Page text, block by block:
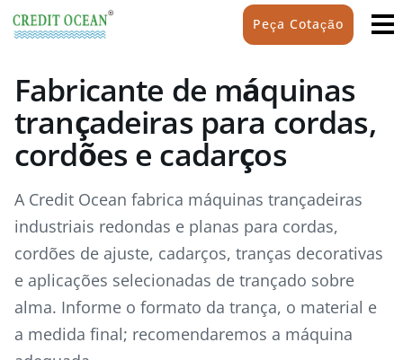
Peça Cotação
Fabricante de máquinas
trançadeiras para cordas,
cordões e cadarços
A Credit Ocean fabrica máquinas trançadeiras
industriais redondas e planas para cordas,
cordões de ajuste, cadarços, tranças decorativas
e aplicações selecionadas de trançado sobre
alma. Informe o formato da trança, o material e
a medida final; recomendaremos a máquina